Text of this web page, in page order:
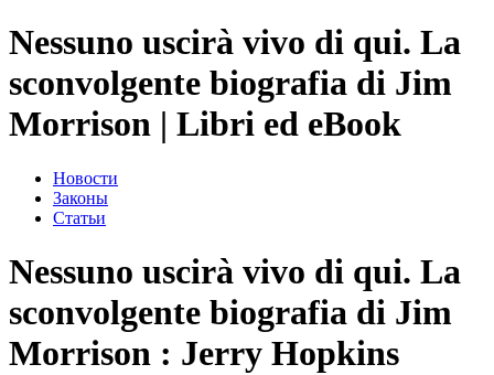
Nessuno uscirà vivo di qui. La
sconvolgente biografia di Jim
Morrison | Libri ed eBook
Новости
Законы
Статьи
Nessuno uscirà vivo di qui. La
sconvolgente biografia di Jim
Morrison : Jerry Hopkins